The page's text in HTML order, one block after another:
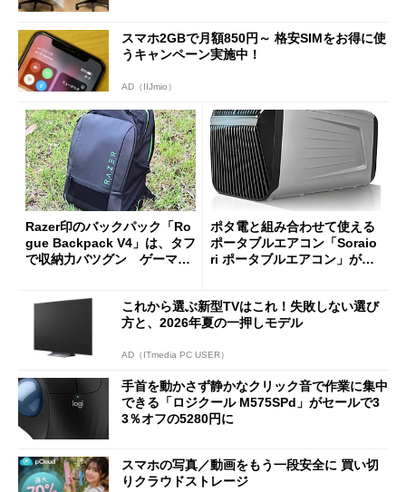
スマホ2GBで月額850円～ 格安SIMをお得に使
うキャンペーン実施中！
AD（IIJmio）
Razer印のバックパック「Ro
gue Backpack V4」は、タフ
で収納力バツグン ゲーマー
ポタ電と組み合わせて使える
ポータブルエアコン「Soraio
ri ポータブルエアコン」がセ
これから選ぶ新型TVはこれ！失敗しない選び
方と、2026年夏の一押しモデル
AD（ITmedia PC USER）
手首を動かさず静かなクリック音で作業に集中
できる「ロジクール M575SPd」がセールで3
3％オフの5280円に
スマホの写真／動画をもう一段安全に 買い切
りクラウドストレージ